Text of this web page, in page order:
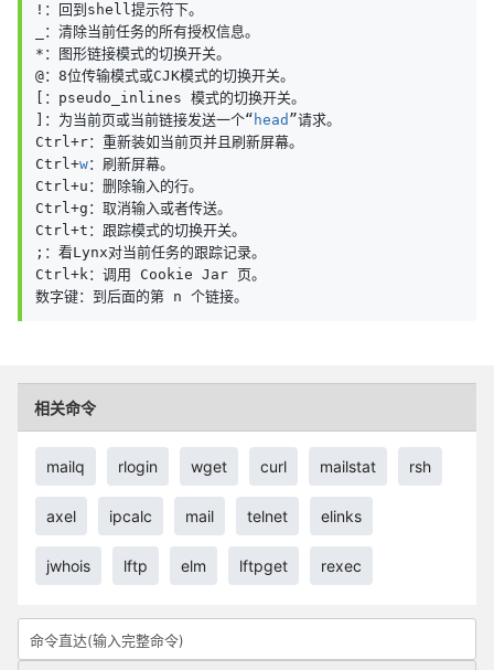
!：回到shell提示符下。
_：清除当前任务的所有授权信息。
*：图形链接模式的切换开关。
@：8位传输模式或CJK模式的切换开关。
[：pseudo_inlines 模式的切换开关。
]：为当前页或当前链接发送一个“ head ”请求。
Ctrl+r：重新装如当前页并且刷新屏幕。
Ctrl+w：刷新屏幕。
Ctrl+u：删除输入的行。
Ctrl+g：取消输入或者传送。
Ctrl+t：跟踪模式的切换开关。
;：看Lynx对当前任务的跟踪记录。
Ctrl+k：调用 Cookie Jar 页。
数字键：到后面的第 n 个链接。
相关命令
mailq rlogin wget curl mailstat rsh
axel ipcalc mail telnet elinks
jwhois lftp elm lftpget rexec